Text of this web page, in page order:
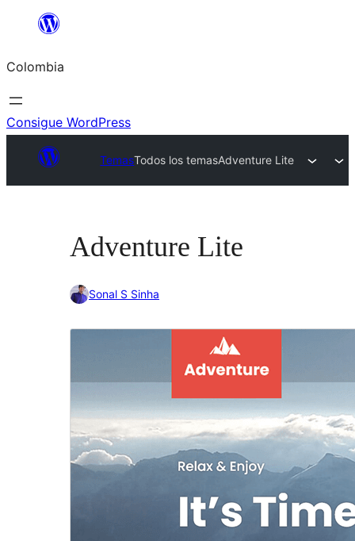
Saltar
contenido
Colombia
Consigue WordPress
TemasTodos los temasAdventure Lite
Adventure Lite
Sonal S Sinha